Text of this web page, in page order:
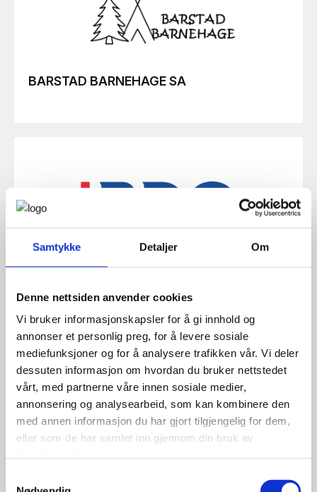
Samtykke Detaljer Om
Denne nettsiden anvender cookies
Vi bruker informasjonskapsler for å gi innhold og
annonser et personlig preg, for å levere sosiale
mediefunksjoner og for å analysere trafikken vår. Vi deler
dessuten informasjon om hvordan du bruker nettstedet
vårt, med partnerne våre innen sosiale medier,
annonsering og analysearbeid, som kan kombinere den
med annen informasjon du har gjort tilgjengelig for dem,
eller som de har samlet inn gjennom din bruk av
BARSTAD BARNEHAGE SA
Send e-post
BERNT DAHL BYGGTJENESTER AS
Send e-post